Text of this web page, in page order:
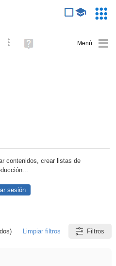
Búsqueda avanzada
Ayuda
(en
contenidos, crear listas de
sesión
Limpiar filtros Filtros